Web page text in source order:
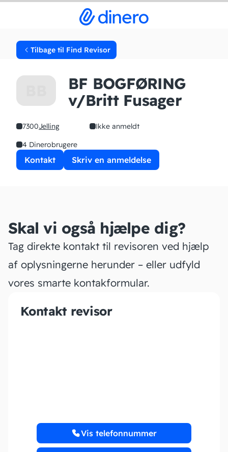
Tilbage til Find Revisor
BF BOGFØRING
v/Britt Fusager
7300Jelling
Ikke anmeldt
4 Dinerobrugere
Kontakt Skriv en anmeldelse
Skal vi også hjælpe dig?
Tag direkte kontakt til revisoren ved hjælp
af oplysningerne herunder – eller udfyld
vores smarte kontakformular.
Kontakt revisor
Vis telefonnummer